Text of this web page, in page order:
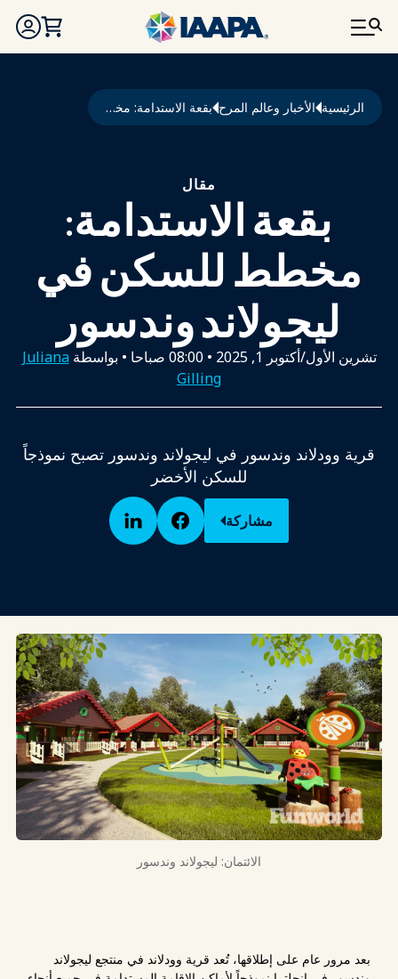
تجاوز إلى المحتوى الرئيسي
مسار التنقل
الرئيسية الأخبار وعالم المرح بقعة الاستدامة: مخطط للسكن في ليجولاند وندسور
مقال
بقعة الاستدامة:
مخطط للسكن في
ليجولاند وندسور
تشرين الأول/أكتوبر 1, 2025 •08:00 صباحا • بواسطةJuliana
Gilling
قرية وودلاند وندسور في ليجولاند وندسور تصبح نموذجاً
للسكن الأخضر
مشاركة
الائتمان: ليجولاند وندسور
بعد مرور عام على إطلاقها، تُعد قرية وودلاند في منتجع ليجولاند